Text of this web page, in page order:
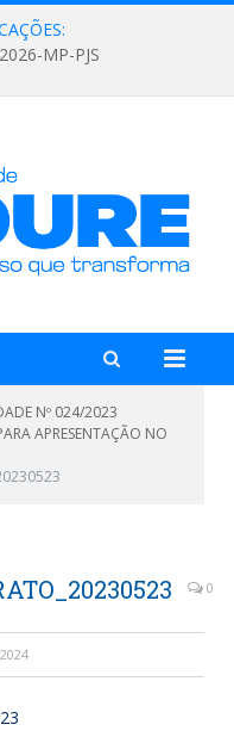
MP-PJS
Nº 024/2023
APRESENTAÇÃO NO
0